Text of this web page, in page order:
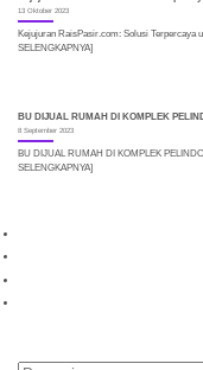
13 Oktober 2023
Kejujuran RaisPasir.com: Solusi Terpercaya
SELENGKAPNYA]
BU DIJUAL RUMAH DI KOMPLEK
8 September 2023
BU DIJUAL RUMAH DI KOMPLEK
SELENGKAPNYA]